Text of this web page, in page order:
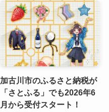
加古川市のふるさと納税が
「さとふる」でも2026年6
月から受付スタート！